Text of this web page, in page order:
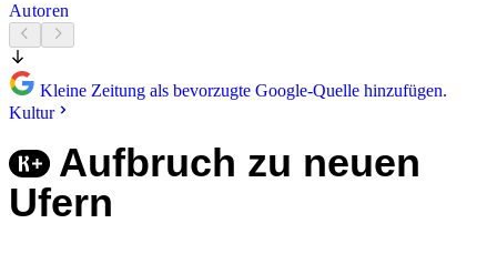
Autoren
Kleine Zeitung als bevorzugte Google-Quelle hinzufügen.
Kultur
Aufbruch zu neuen
Ufern